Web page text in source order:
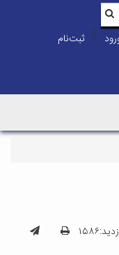
| ثبت‌نام